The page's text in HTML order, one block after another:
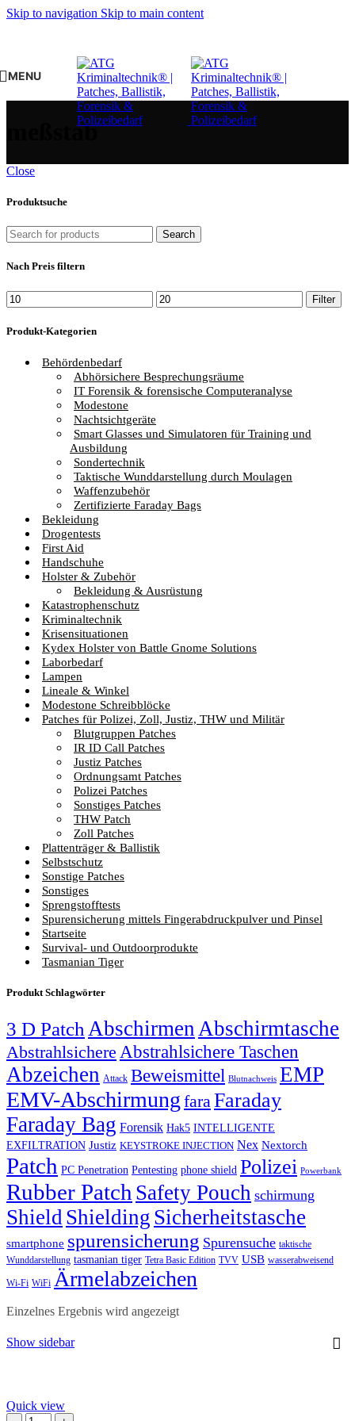
Skip to navigation Skip to main content
MENU
meßstab
Close
Produktsuche
Search
Nach Preis filtern
Min.
Preis
Max.
Preis
Filter
Produkt-Kategorien
Behördenbedarf
Abhörsichere Besprechungsräume
IT Forensik & forensische Computeranalyse
Modestone
Nachtsichtgeräte
Smart Glasses und Simulatoren für Training und
Ausbildung
Sondertechnik
Taktische Wunddarstellung durch Moulagen
Waffenzubehör
Zertifizierte Faraday Bags
Bekleidung
Drogentests
First Aid
Handschuhe
Holster & Zubehör
Bekleidung & Ausrüstung
Katastrophenschutz
Kriminaltechnik
Krisensituationen
Kydex Holster von Battle Gnome Solutions
Laborbedarf
Lampen
Lineale & Winkel
Modestone Schreibblöcke
Patches für Polizei, Zoll, Justiz, THW und Militär
Blutgruppen Patches
IR ID Call Patches
Justiz Patches
Ordnungsamt Patches
Polizei Patches
Sonstiges Patches
THW Patch
Zoll Patches
Plattenträger & Ballistik
Selbstschutz
Sonstige Patches
Sonstiges
Sprengstofftests
Spurensicherung mittels Fingerabdruckpulver und Pinsel
Startseite
Survival- und Outdoorprodukte
Tasmanian Tiger
Produkt Schlagwörter
3 D Patch AbschirmenAbschirmtasche
Abstrahlsichere Abstrahlsichere Taschen
Abzeichen Attack Beweismittel Blutnachweis EMP
EMV-Abschirmung faraFaraday
Faraday Bag Forensik Hak5 INTELLIGENTE
EXFILTRATION Justiz KEYSTROKE INJECTION Nex Nextorch
Patch PC Penetration Pentesting phone shield Polizei Powerbank
Rubber Patch Safety Pouch schirmung
ShieldShielding Sicherheitstasche
smartphone spurensicherung Spurensuche taktische
Wunddarstellung tasmanian tiger Tetra Basic Edition TVV USB wasserabweisend
Wi-Fi WiFi Ärmelabzeichen
Einzelnes Ergebnis wird angezeigt
Show sidebar
Quick view